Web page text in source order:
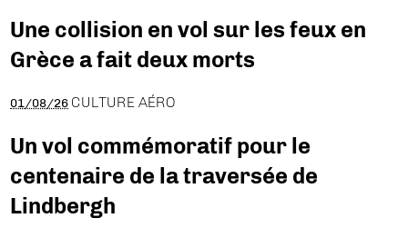
Une collision en vol sur les feux en
Grèce a fait deux morts
01/08/26 CULTURE AÉRO
Un vol commémoratif pour le
centenaire de la traversée de
Lindbergh